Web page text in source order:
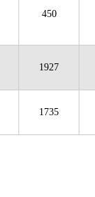
450
1927
1735